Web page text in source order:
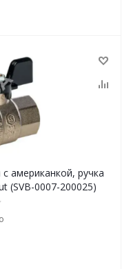
американкой, ручка
(SVB-0007-200025)